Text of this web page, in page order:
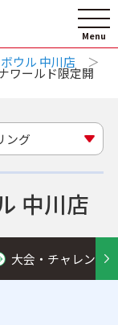
ウル 中川店
ワールド限定開
中川店
ング
大会・チャレンジ